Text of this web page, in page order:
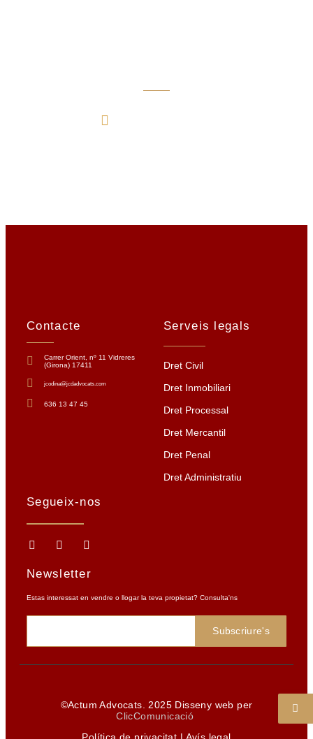
Contacte
Carrer Orient, nº 11 Vidreres
(Girona) 17411
jcodina@jcdadvocats.com
636 13 47 45
Serveis legals
Dret Civil
Dret Inmobiliari
Dret Processal
Dret Mercantil
Dret Penal
Dret Administratiu
Segueix-nos
Newsletter
Estas interessat en vendre o llogar la teva propietat? Consulta'ns
Subscriure's
©Actum Advocats. 2025 Disseny web per
ClicComunicació
Política de privacitat | Avís legal